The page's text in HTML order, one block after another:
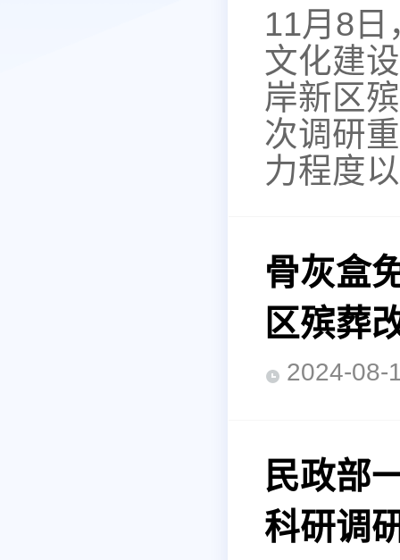
11月8日
文化建
岸新区
次调研
力程度
骨灰盒
区殡葬
2024-
民政部
科研调